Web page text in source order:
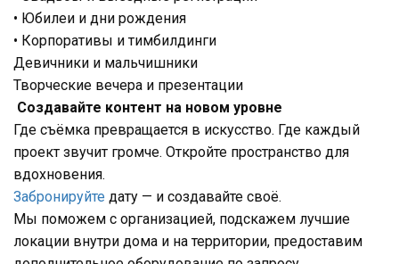
• Юбилеи и дни рождения
• Корпоративы и тимбилдинги
Девичники и мальчишники
Творческие вечера и презентации
Создавайте контент на новом уровне
Где съёмка превращается в искусство. Где каждый
проект звучит громче. Откройте пространство для
вдохновения.
Забронируйте дату — и создавайте своё.
Мы поможем с организацией, подскажем лучшие
локации внутри дома и на территории, предоставим